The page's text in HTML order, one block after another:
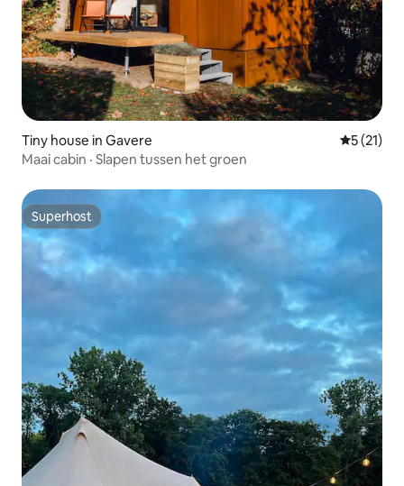
Tiny house in Gavere
5 (21)
Maai cabin · Slapen tussen het groen
Superhost
Superhost